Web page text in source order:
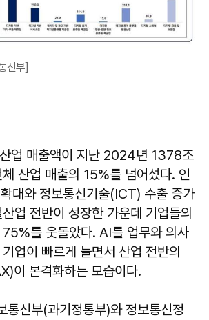
신부]
업 매출액이 지난 2024년 1378조
산업 매출의 15%를 넘어섰다. 인
대와 정보통신기술(ICT) 수출 증가
업 전반이 성장한 가운데 기업들의
75%를 웃돌았다. AI를 업무와 의사
업이 빠르게 늘면서 산업 전반의
이 본격화하는 모습이다.
통신부(과기정통부)와 정보통신정